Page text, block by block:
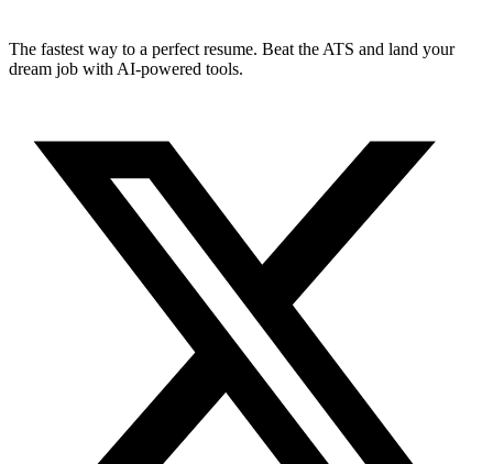
The fastest way to a perfect resume. Beat the ATS and land your
dream job with AI-powered tools.